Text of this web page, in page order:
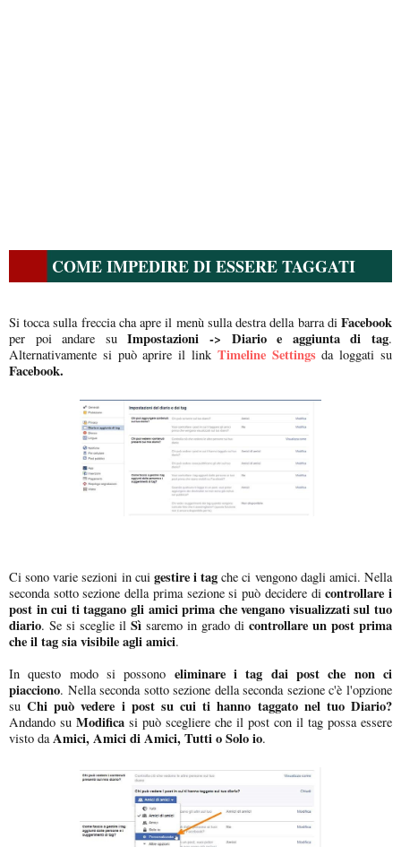
COME IMPEDIRE DI ESSERE TAGGATI
Si tocca sulla freccia cha apre il menù sulla destra della barra diFacebook
per poi andare suImpostazioni -> Diario e aggiunta di tag.
Alternativamente si può aprire il link Timeline Settingsda loggati su
Facebook.
Ci sono varie sezioni in cui gestire i tag che ci vengono dagli amici. Nella
seconda sotto sezione della prima sezione si può decidere dicontrollare i
post in cui ti taggano gli amici prima che vengano visualizzati sul tuo
diario. Se si sceglie il Sì saremo in grado di controllare un post prima
che il tag sia visibile agli amici.
In questo modo si possono eliminare i tag dai post che non ci
piacciono. Nella seconda sotto sezione della seconda sezione c'è l'opzione
suChi può vedere i post su cui ti hanno taggato nel tuo Diario?
Andando su Modifica si può scegliere che il post con il tag possa essere
visto daAmici, Amici di Amici, Tutti o Solo io.